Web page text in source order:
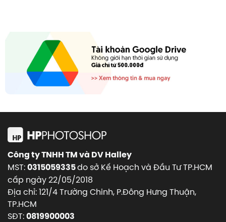
Công ty TNHH TM và DV Halley
MST:0315059335do sở Kế Hoạch và Đầu Tư TP.HCM
cấp ngày 22/05/2018
Địa chỉ: 121/4 Trường Chinh, P.Đông Hưng Thuận,
TP.HCM
SĐT:0819900003